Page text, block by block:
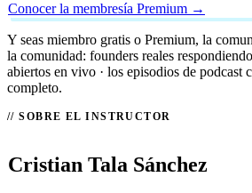
Conocer la membresía Premium →
Y seas miembro gratis o Premium, la
la comunidad: founders reales
abiertos en vivo · los episodios de podcast
completo.
SOBRE EL INSTRUCTOR
Cristian Tala Sánchez